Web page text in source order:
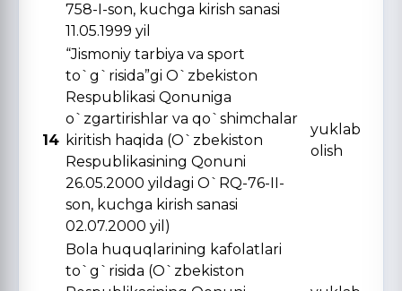
758-I-son, kuchga kirish sanasi
11.05.1999 yil
14
“Jismoniy tarbiya va sport
to`g`risida”gi O`zbekiston
Respublikasi Qonuniga
o`zgartirishlar va qo`shimchalar
kiritish haqida (O`zbekiston
Respublikasining Qonuni
26.05.2000 yildagi O`RQ-76-II-
son, kuchga kirish sanasi
02.07.2000 yil)
yuklab
olish
Bola huquqlarining kafolatlari
to`g`risida (O`zbekiston